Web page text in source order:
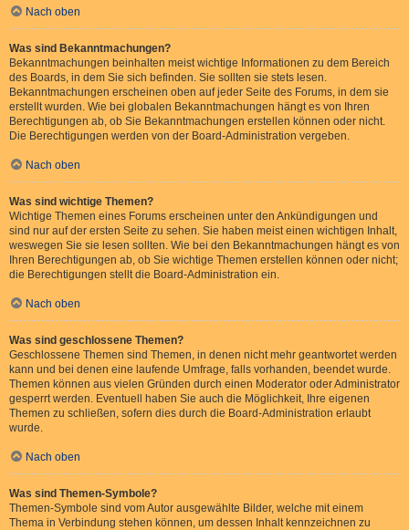
Nach oben
Was sind Bekanntmachungen?
Bekanntmachungen beinhalten meist wichtige Informationen zu dem Bereich
des Boards, in dem Sie sich befinden. Sie sollten sie stets lesen.
Bekanntmachungen erscheinen oben auf jeder Seite des Forums, in dem sie
erstellt wurden. Wie bei globalen Bekanntmachungen hängt es von Ihren
Berechtigungen ab, ob Sie Bekanntmachungen erstellen können oder nicht.
Die Berechtigungen werden von der Board-Administration vergeben.
Nach oben
Was sind wichtige Themen?
Wichtige Themen eines Forums erscheinen unter den Ankündigungen und
sind nur auf der ersten Seite zu sehen. Sie haben meist einen wichtigen Inhalt,
weswegen Sie sie lesen sollten. Wie bei den Bekanntmachungen hängt es von
Ihren Berechtigungen ab, ob Sie wichtige Themen erstellen können oder nicht;
die Berechtigungen stellt die Board-Administration ein.
Nach oben
Was sind geschlossene Themen?
Geschlossene Themen sind Themen, in denen nicht mehr geantwortet werden
kann und bei denen eine laufende Umfrage, falls vorhanden, beendet wurde.
Themen können aus vielen Gründen durch einen Moderator oder Administrator
gesperrt werden. Eventuell haben Sie auch die Möglichkeit, Ihre eigenen
Themen zu schließen, sofern dies durch die Board-Administration erlaubt
wurde.
Nach oben
Was sind Themen-Symbole?
Themen-Symbole sind vom Autor ausgewählte Bilder, welche mit einem
Thema in Verbindung stehen können, um dessen Inhalt kennzeichnen zu